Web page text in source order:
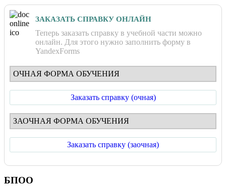
ЗАКАЗАТЬ СПРАВКУ ОНЛАЙН
Теперь заказать справку в учебной части можно
онлайн. Для этого нужно заполнить форму в
YandexForms
ОЧНАЯ ФОРМА ОБУЧЕНИЯ
Заказать справку (очная)
ЗАОЧНАЯ ФОРМА ОБУЧЕНИЯ
Заказать справку (заочная)
БПОО